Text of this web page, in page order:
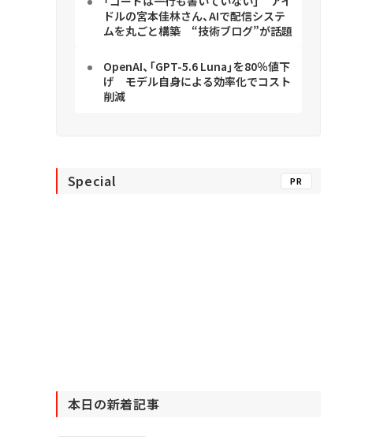
ドルの宮本佳林さん、AIで配信システ
ムを丸ごと構築 “技術ブログ”が話題
OpenAI、「GPT-5.6 Luna」を80％値下
げ モデル自身による効率化でコスト
削減
Special PR
本日の新着記事